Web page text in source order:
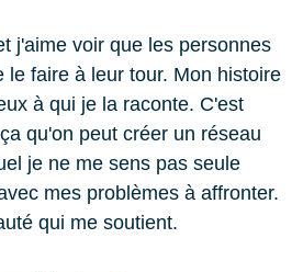
j'aime voir que les personnes
le faire à leur tour. Mon histoire
à qui je la raconte. C'est
qu'on peut créer un réseau
je ne me sens pas seule
mes problèmes à affronter.
qui me soutient.